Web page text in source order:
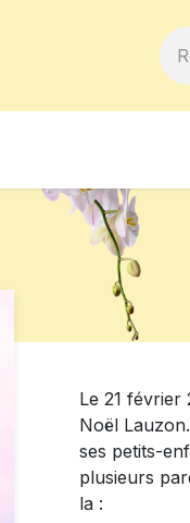
Le 21 février
Noël
ses petits-
plusieurs
la :